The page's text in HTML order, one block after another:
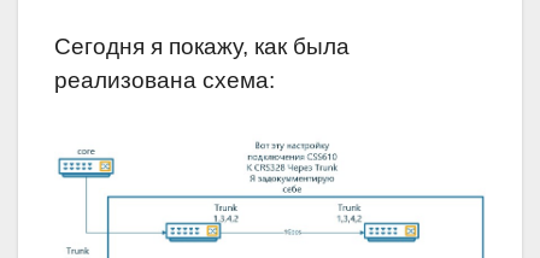
Сегодня я покажу, как была
реализована схема: